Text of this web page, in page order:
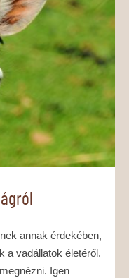
annak érdekében,
a vadállatok életéről.
Igen